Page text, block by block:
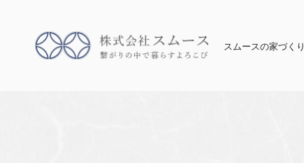
スムースの家づくり